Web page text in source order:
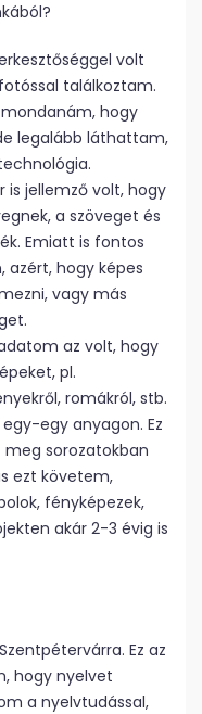
volt
találkoztam.
hogy
legalább láthattam,
is jellemző volt, hogy
a szöveget és
Emiatt is fontos
azért, hogy képes
vagy más
az volt, hogy
pl.
romákról, stb.
egy anyagon. Ez
sorozatokban
ezt követem,
fényképezek,
akár 2-3 évig is
Ez az
hogy nyelvet
a nyelvtudással,